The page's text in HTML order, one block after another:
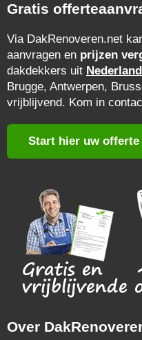
Gratis
Via DakRenoveren.net
aanvragen en prijzen
dakdekkers uit Nederland
Brugge, Antwerpen,
vrijblijvend. Kom in
Start hier uw offerte
Over